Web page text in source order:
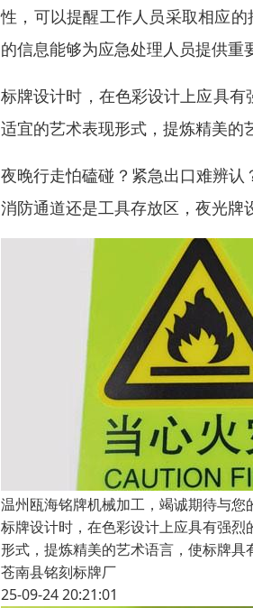
性，可以提醒工作人员采取相应
的信息能够为应急处理人员提供
标牌设计时，在色彩设计上应具
适宜的艺术表现形式，提炼精美的
夜晚行走怕磕碰？紧急出口难辨
消防通道还是工具存放区，夜光牌
温州瓯海铭牌机械加工，竭诚期待与您
标牌设计时，在色彩设计上应具有强
形式，提炼精美的艺术语言，使标牌
苍南县铭刻标牌厂
25-09-24 20:21:01